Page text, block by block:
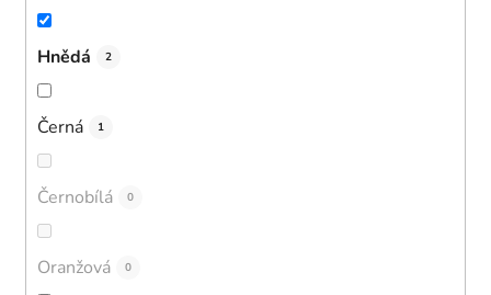
Hnědá 2
Černá 1
Černobílá 0
Oranžová 0